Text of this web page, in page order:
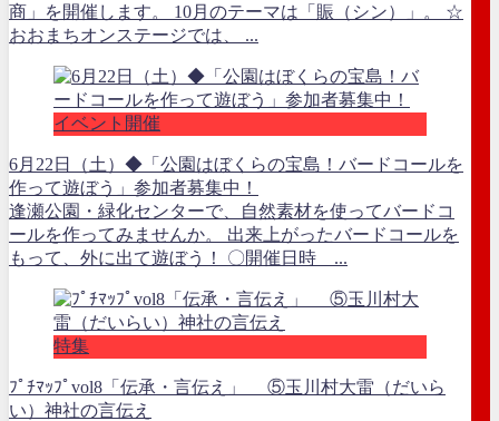
商」を開催します。 10月のテーマは「賑（シン）」。 ☆
おおまちオンステージでは、 ...
イベント開催
6月22日（土）◆「公園はぼくらの宝島！バードコールを
作って遊ぼう」参加者募集中！
逢瀬公園・緑化センターで、自然素材を使ってバードコ
ールを作ってみませんか。 出来上がったバードコールを
もって、外に出て遊ぼう！ 〇開催日時 ...
特集
ﾌﾟﾁﾏｯﾌﾟvol8「伝承・言伝え」 ⑤玉川村大雷（だいら
い）神社の言伝え